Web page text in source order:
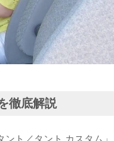
徹底解説
ト／タント カスタム」